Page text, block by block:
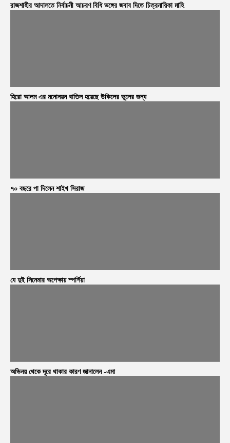
রাজশাহীর আদালতে নির্বাচনী আচরণ বিধি ভঙ্গের জবাব দিতে চিত্রনায়িকা মাহি
হিরো আলম এর মনোনয়ন বাতিল হয়েছে উকিলের ভুলের জন্য
৭০ বছরে পা দিলেন শাইখ সিরাজ
যে দুই সিনেমার অপেক্ষায় স্পর্শিয়া
অভিনয় থেকে দূরে থাকার কারণ জানালেন -এমা